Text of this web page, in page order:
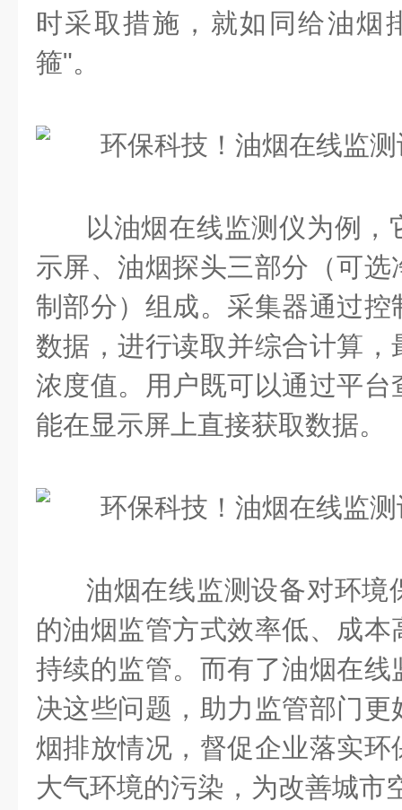
时采取措施，就如同给油烟
箍"。
以油烟在线监测仪为例
示屏、油烟探头三部分（可
制部分）组成。采集器通过
数据，进行读取并综合计算
浓度值。用户既可以通过平
能在显示屏上直接获取数据。
油烟在线监测设备对环境
的油烟监管方式效率低、成
持续的监管。而有了油烟在
决这些问题，助力监管部门
烟排放情况，督促企业落实
大气环境的污染，为改善城市